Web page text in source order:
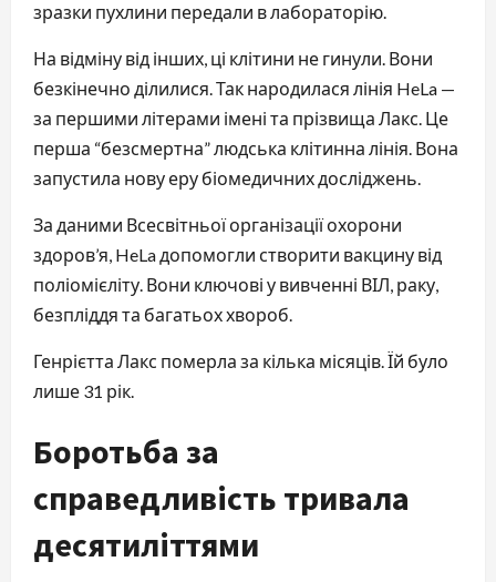
зразки пухлини передали в лабораторію.
На відміну від інших, ці клітини не гинули. Вони
безкінечно ділилися. Так народилася лінія HeLa —
за першими літерами імені та прізвища Лакс. Це
перша “безсмертна” людська клітинна лінія. Вона
запустила нову еру біомедичних досліджень.
За даними Всесвітньої організації охорони
здоров’я, HeLa допомогли створити вакцину від
поліомієліту. Вони ключові у вивченні ВІЛ, раку,
безпліддя та багатьох хвороб.
Генрієтта Лакс померла за кілька місяців. Їй було
лише 31 рік.
Боротьба за
справедливість тривала
десятиліттями